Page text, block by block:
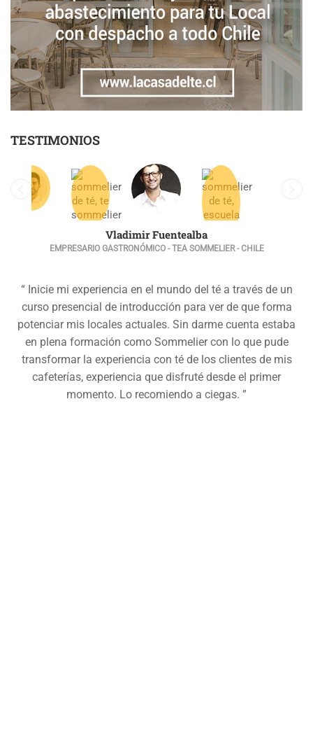
TESTIMONIOS
Vladimir Fuentealba
EMPRESARIO GASTRONÓMICO - TEA SOMMELIER - CHILE
“ Inicie mi experiencia en el mundo del té a través de un
curso presencial de introducción para ver de que forma
potenciar mis locales actuales. Sin darme cuenta estaba
en plena formación como Sommelier con lo que pude
transformar la experiencia con té de los clientes de mis
cafeterías, experiencia que disfruté desde el primer
momento. Lo recomiendo a ciegas. ”